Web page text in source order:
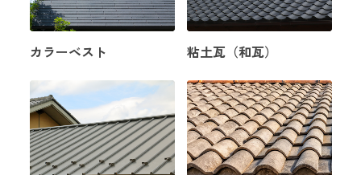
カラーベスト 粘土瓦（和瓦）